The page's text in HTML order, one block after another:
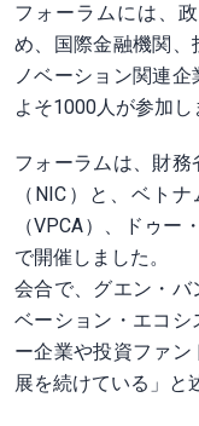
フォーラムには、
め、国際金融機関、
ノベーション関連
よそ1000人が参加し
フォーラムは、財
（NIC）と、ベト
（VPCA）、ドゥー
で開催しました。
会合で、グエン・バ
ベーション・エコシ
ー企業や投資ファ
展を続けている」と